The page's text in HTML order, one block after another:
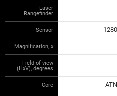
Laser
Rangefinder
Sensor
Magnification, x
Field of view
(HxV), degrees
Core